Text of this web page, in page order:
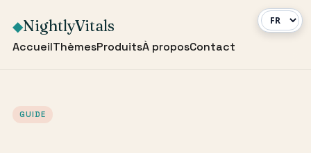
◆NightlyVitals
AccueilThèmesProduitsÀ proposContact
GUIDE